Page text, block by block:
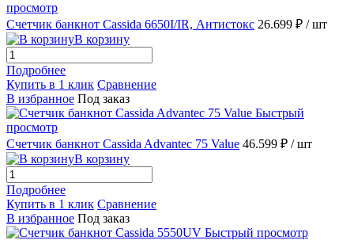
просмотр
Счетчик банкнот Cassida 6650I/IR, Антистокс 26.699 ₽ / шт
В корзину
Подробнее
Купить в 1 клик Сравнение
В избранное Под заказ
Быстрый
просмотр
Счетчик банкнот Cassida Advantec 75 Value 46.599 ₽ / шт
В корзину
Подробнее
Купить в 1 клик Сравнение
В избранное Под заказ
Быстрый просмотр